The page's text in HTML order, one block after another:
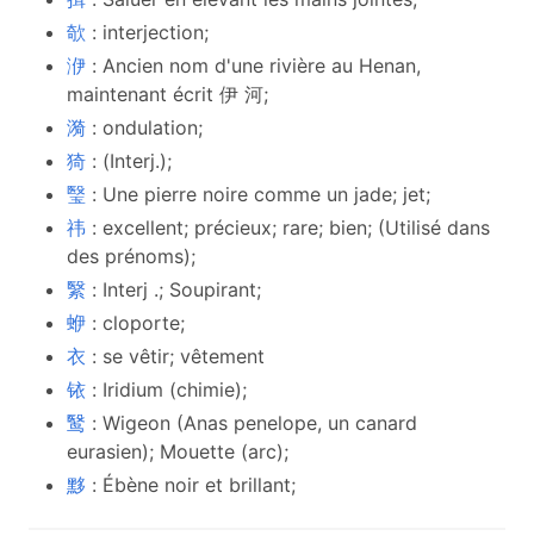
欹 : interjection;
洢 : Ancien nom d'une rivière au Henan,
maintenant écrit 伊 河;
漪 : ondulation;
猗 : (Interj.);
瑿 : Une pierre noire comme un jade; jet;
祎 : excellent; précieux; rare; bien; (Utilisé dans
des prénoms);
繄 : Interj .; Soupirant;
蛜 : cloporte;
衣 : se vêtir; vêtement
铱 : Iridium (chimie);
鹥 : Wigeon (Anas penelope, un canard
eurasien); Mouette (arc);
黟 : Ébène noir et brillant;